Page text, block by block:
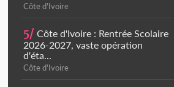
Côte d'Ivoire
5/ Côte d'Ivoire : Rentrée Scolaire
2026-2027, vaste opération
d'éta...
Côte d'Ivoire